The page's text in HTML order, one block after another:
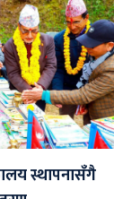
स्थापनासँगै